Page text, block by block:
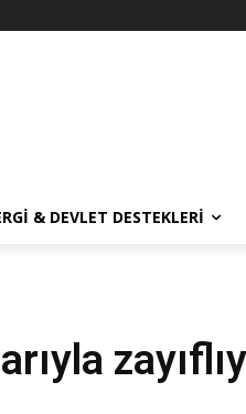
& DEVLET DESTEKLERI